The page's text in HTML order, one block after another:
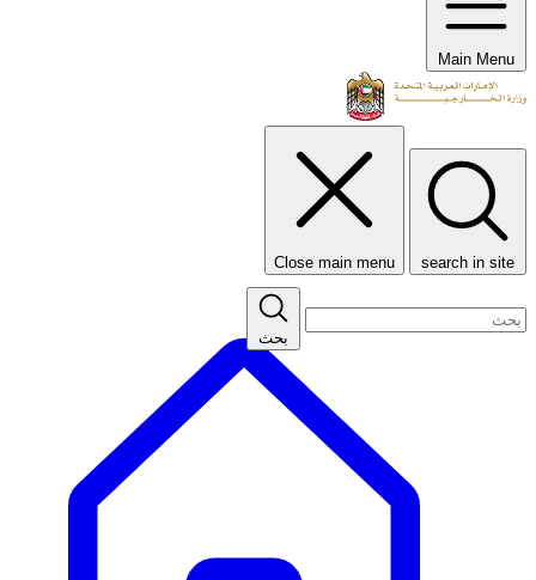
Main Menu
search in site
Close main menu
بحث